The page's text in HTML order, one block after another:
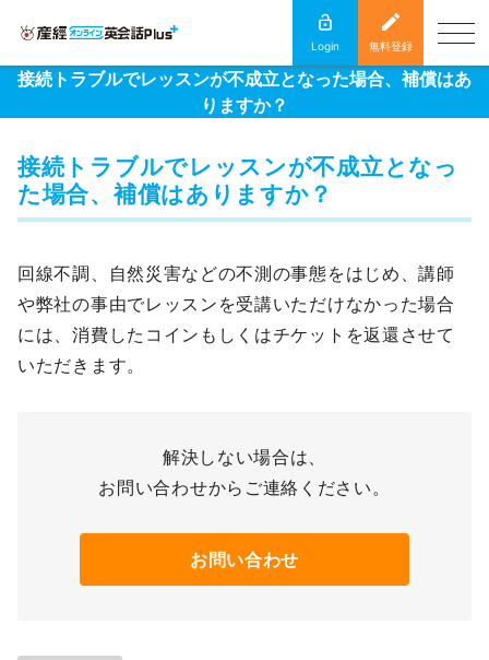
Login 無料登録
接続トラブルでレッスンが不成立となった場合、補償はあ
りますか？
接続トラブルでレッスンが不成立となっ
た場合、補償はありますか？
回線不調、自然災害などの不測の事態をはじめ、講師
や弊社の事由でレッスンを受講いただけなかった場合
には、消費したコインもしくはチケットを返還させて
いただきます。
解決しない場合は、
お問い合わせからご連絡ください。
お問い合わせ